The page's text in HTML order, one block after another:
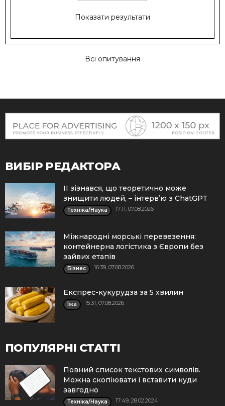
Показати результати
Всі опитування
ВИБІР РЕДАКТОРА
ІІ зізнався, що теоретично може
знищити людей, – інтерв’ю з ChatGPT
Техніка/Наука 17:11, 07.08.2026
Міжнародні морські перевезення:
контейнерна логістика з Європи без
зайвих етапів
Бізнес 16:39, 07.08.2026
Експрес-кукурудза за 5 хвилин
Їжа 15:31, 07.08.2026
ПОПУЛЯРНІ СТАТТІ
Повний список текстових символів.
Можна скопіювати і вставити куди
завгодно
Техніка/Наука 17:49, 28.02.2024